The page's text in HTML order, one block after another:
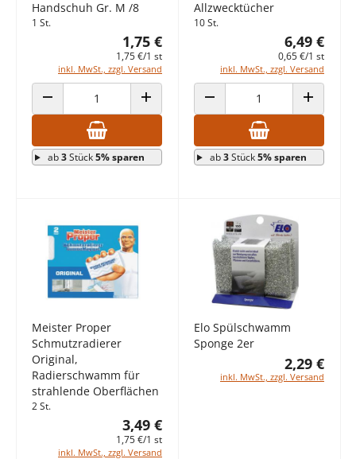
Handschuh Gr. M /8
1 St.
1,75 €
1,75 €/1 st
inkl. MwSt., zzgl. Versand
ANZAHL VERRINGERN ANZAHL ERHÖHEN
ab3Stück5% sparen
Allzwecktücher
10 St.
6,49 €
0,65 €/1 st
inkl. MwSt., zzgl. Versand
ANZAHL VERRINGERN ANZAHL
ab3Stück5% sparen
Meister Proper
Schmutzradierer
Original,
Radierschwamm für
strahlende Oberflächen
2 St.
3,49 €
1,75 €/1 st
inkl. MwSt., zzgl. Versand
Elo Spülschwamm
Sponge 2er
2,29 €
inkl. MwSt., zzgl. Versand